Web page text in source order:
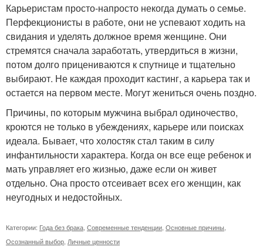
Карьеристам просто-напросто некогда думать о семье.
Перфекционисты в работе, они не успевают ходить на
свидания и уделять должное время женщине. Они
стремятся сначала заработать, утвердиться в жизни,
потом долго прицениваются к спутнице и тщательно
выбирают. Не каждая проходит кастинг, а карьера так и
остается на первом месте. Могут жениться очень поздно.
Причины, по которым мужчина выбрал одиночество,
кроются не только в убеждениях, карьере или поисках
идеала. Бывает, что холостяк стал таким в силу
инфантильности характера. Когда он все еще ребенок и
мать управляет его жизнью, даже если он живет
отдельно. Она просто отсеивает всех его женщин, как
неугодных и недостойных.
Категории: Года без брака Современные тенденции Основные причины
Осознанный выбор Личные ценности